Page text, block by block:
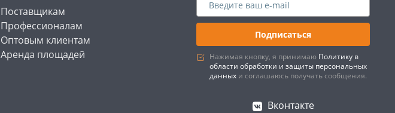
Поставщикам
Профессионалам
Оптовым клиентам
Аренда площадей
Подписаться
Нажимая кнопку, я принимаю Политику в
области обработки и защиты персональных
данных и соглашаюсь получать сообщения.
Вконтакте